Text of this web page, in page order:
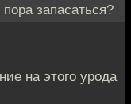
запасаться?
на этого урода